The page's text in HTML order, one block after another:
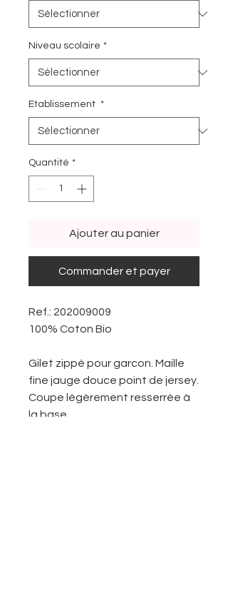
Niveau scolaire *
Etablissement *
Quantité *
Ajouter au panier
Commander et payer
Ref.: 202009009
100% Coton Bio
Gilet zippé pour garcon. Maille
fine jauge douce point de jersey.
Coupe légèrement resserrée à
la base.